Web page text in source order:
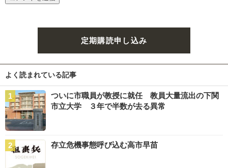
定期購読申し込み
よく読まれている記事
ついに市職員が教授に就任 教員大量流出の下関
市立大学 ３年で半数が去る異常
存立危機事態呼び込む高市早苗